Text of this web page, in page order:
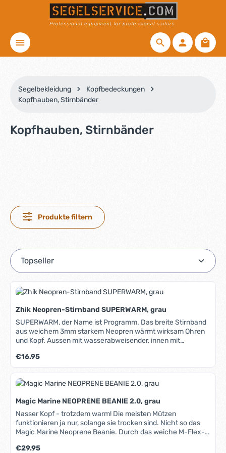
Zum Hauptinhalt springen
Segelbekleidung
Kopfbedeckungen
Kopfhauben, Stirnbänder
Kopfhauben, Stirnbänder
Produkte filtern
Zhik Neopren-Stirnband SUPERWARM, grau
SUPERWARM, der Name ist Programm. Das breite Stirnband
aus weichem 3mm starkem Neopren wärmt wirksam Ohren
und Kopf. Aussen mit wasserabweisender, innen mit
Schnitt sorgt für einen bequemen Sitz. Durch die
Perforierungen im Ohrbereich ist das Hören nicht
beeinträchtigt.
Regulärer Preis:
€16.95
Magic Marine NEOPRENE BEANIE 2.0, grau
Nasser Kopf - trotzdem warm! Die meisten Mützen
funktionieren ja nur, solange sie trocken sind. Nicht so das
Magic Marine Neoprene Beanie. Durch das weiche M-Flex-
Mütze unter allen Bedingungen die optimale Kopfbedeckung.
Regulärer Preis:
€29.95